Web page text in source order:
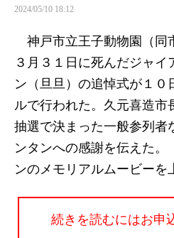
2024/05/10 18:12
神戸市立王子動物園（同
３月３１日に死んだジャイ
ン（旦旦）の追悼式が１０
ルで行われた。久元喜造市
抽選で決まった一般参列者
ンタンへの感謝を伝えた
ンのメモリアルムービー
続きを読むにはお申